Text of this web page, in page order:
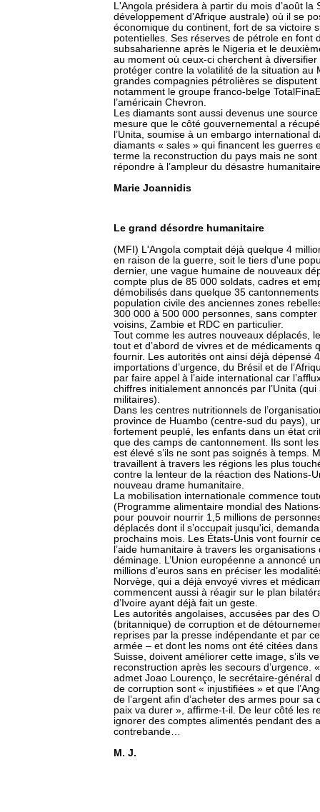
L'Angola présidera à partir du mois d’août la
développement d’Afrique australe) où il se
économique du continent, fort de sa victoire
potentielles. Ses réserves de pétrole en font
subsaharienne après le Nigeria et le
au moment où ceux-ci cherchent à
protéger contre la volatilité de la situation au
grandes compagnies pétrolières se
notamment le groupe franco-belge
l’américain Chevron.
Les diamants sont aussi devenus une
mesure que le côté gouvernemental a
l’Unita, soumise à un embargo international
diamants « sales » qui financent les guerres
terme la reconstruction du pays mais ne
répondre à l’ampleur du désastre
Marie Joannidis
Le grand désordre humanitaire
(MFI) L'Angola comptait déjà quelque 4
en raison de la guerre, soit le tiers d'une
dernier, une vague humaine de nouveaux
compte plus de 85 000 soldats, cadres et
démobilisés dans quelque 35
population civile des anciennes zones
300 000 à 500 000 personnes, sans
voisins, Zambie et RDC en particulier.
Tout comme les autres nouveaux déplacés,
tout et d’abord de vivres et de médicaments
fournir. Les autorités ont ainsi déjà dépensé
importations d’urgence, du Brésil et de
par faire appel à l’aide international car
chiffres initialement annoncés par l’Unita
militaires).
Dans les centres nutritionnels de
province de Huambo (centre-sud du pays),
fortement peuplé, les enfants dans un état
que des camps de cantonnement. Ils sont
est élevé s’ils ne sont pas soignés à temps.
travaillent à travers les régions les plus
contre la lenteur de la réaction des Nations-
nouveau drame humanitaire.
La mobilisation internationale commence
(Programme alimentaire mondial des
pour pouvoir nourrir 1,5 millions de
déplacés dont il s’occupait jusqu'ici,
prochains mois. Les États-Unis vont fournir
l’aide humanitaire à travers les
déminage. L’Union européenne a annoncé
millions d’euros sans en préciser les
Norvège, qui a déjà envoyé vivres et
commencent aussi à réagir sur le plan
d’Ivoire ayant déjà fait un geste.
Les autorités angolaises, accusées par des
(britannique) de corruption et de
reprises par la presse indépendante et par
armée – et dont les noms ont été citées
Suisse, doivent améliorer cette image, s’ils
reconstruction après les secours d’urgence.
admet Joao Lourenço, le secrétaire-général
de corruption sont « injustifiées » et que
de l’argent afin d’acheter des armes pour
paix va durer », affirme-t-il. De leur côté les
ignorer des comptes alimentés pendant des
contrebande…
M. J.